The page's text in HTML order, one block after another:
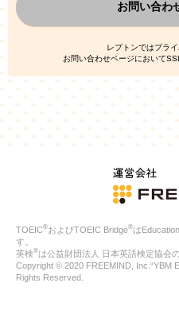
なお、この利用目的を超えた
た、これ以外の目的で個人情報
人情報を、本人が特定されな
者広告配信事業者においてマ
て広告を配信することがありま
れらの情報を広告配信以外の
4.
個人情報の第三者への提供
当社は、次の場合を除き、ご
に提供することはありません。
ご本人の同意がある場合
法令に基づく場合
人の生命、身体または財産
公衆衛生の向上または児童
合
特定した利用目的の達成に
お問い合わ
レプトンではプラ
お問い合わせページにおいて
TOEIC®およびTOEIC Bridge®は
す。
英検®は公益財団法人 日本英語検定協会
Copyright © 2020 FREEMIND, Inc.“YBM
Rights Reserved.